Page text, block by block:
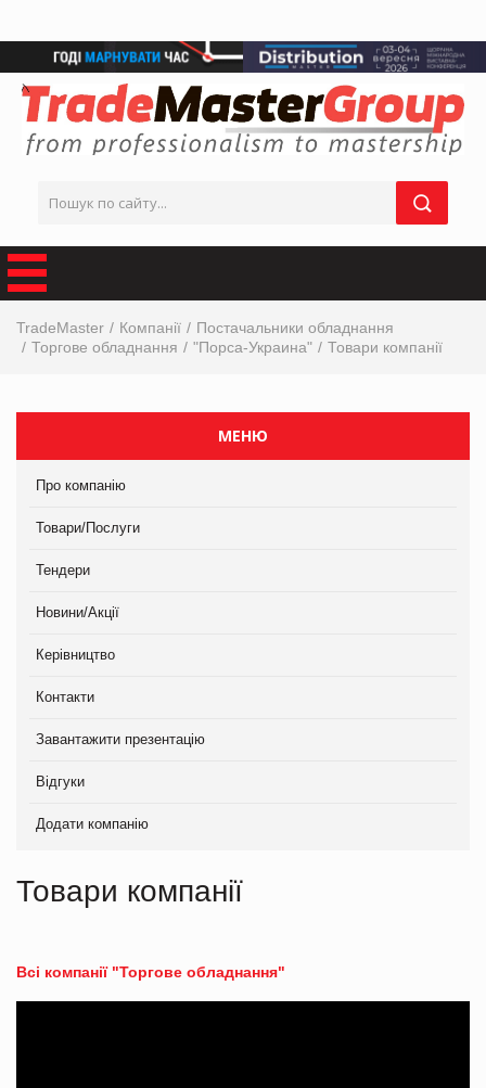
TradeMaster Компанії
Постачальники обладнання
Торгове обладнання
"Порса-Украина" Товари компанії
МЕНЮ
Про компанію
Товари/Послуги
Тендери
Новини/Акції
Керівництво
Контакти
Завантажити презентацію
Відгуки
Додати компанію
Товари компанії
Всі компанії "Торгове обладнання"